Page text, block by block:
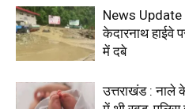
News Update :
केदारनाथ हाईवे
में दबे
उत्तराखंड : नाले